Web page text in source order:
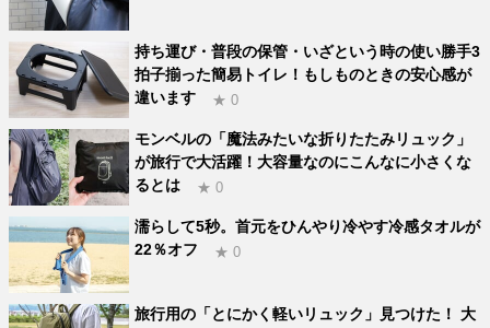
持ち運び・普段の保管・いざという時の使い勝手3
拍子揃った簡易トイレ！もしものときの安心感が
違います
★ 0
モンベルの「魔法みたいな折りたたみリュック」
が旅行で大活躍！大容量なのにこんなに小さくな
るとは
★ 0
濡らして5秒。首元をひんやり冷やす冷感タオルが
22％オフ
★ 0
旅行用の「とにかく軽いリュック」見つけた！ 大